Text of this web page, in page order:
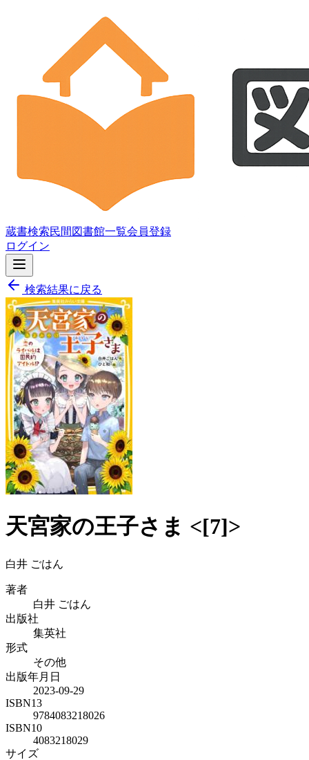
蔵書検索民間図書館一覧会員登録
ログイン
検索結果に戻る
天宮家の王子さま <[7]>
白井 ごはん
著者
白井 ごはん
出版社
集英社
形式
その他
出版年月日
2023-09-29
ISBN13
9784083218026
ISBN10
4083218029
サイズ